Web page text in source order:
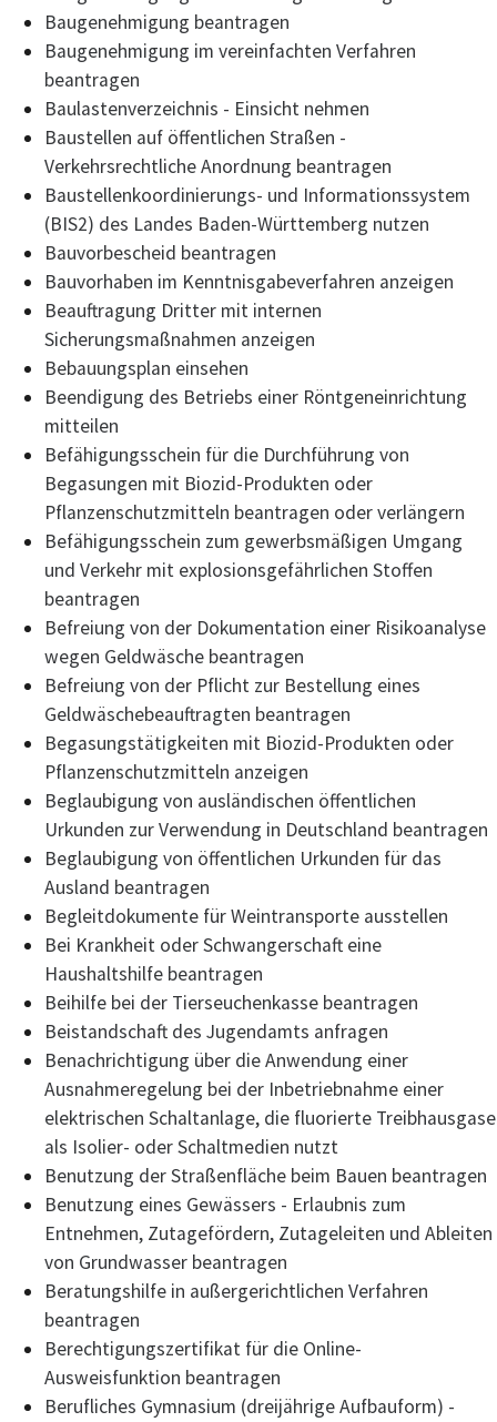
Baugenehmigung beantragen
Baugenehmigung im vereinfachten Verfahren
beantragen
Baulastenverzeichnis - Einsicht nehmen
Baustellen auf öffentlichen Straßen -
Verkehrsrechtliche Anordnung beantragen
Baustellenkoordinierungs- und Informationssystem
(BIS2) des Landes Baden-Württemberg nutzen
Bauvorbescheid beantragen
Bauvorhaben im Kenntnisgabeverfahren anzeigen
Beauftragung Dritter mit internen
Sicherungsmaßnahmen anzeigen
Bebauungsplan einsehen
Beendigung des Betriebs einer Röntgeneinrichtung
mitteilen
Befähigungsschein für die Durchführung von
Begasungen mit Biozid-Produkten oder
Pflanzenschutzmitteln beantragen oder verlängern
Befähigungsschein zum gewerbsmäßigen Umgang
und Verkehr mit explosionsgefährlichen Stoffen
beantragen
Befreiung von der Dokumentation einer Risikoanalyse
wegen Geldwäsche beantragen
Befreiung von der Pflicht zur Bestellung eines
Geldwäschebeauftragten beantragen
Begasungstätigkeiten mit Biozid-Produkten oder
Pflanzenschutzmitteln anzeigen
Beglaubigung von ausländischen öffentlichen
Urkunden zur Verwendung in Deutschland beantragen
Beglaubigung von öffentlichen Urkunden für das
Ausland beantragen
Begleitdokumente für Weintransporte ausstellen
Bei Krankheit oder Schwangerschaft eine
Haushaltshilfe beantragen
Beihilfe bei der Tierseuchenkasse beantragen
Beistandschaft des Jugendamts anfragen
Benachrichtigung über die Anwendung einer
Ausnahmeregelung bei der Inbetriebnahme einer
elektrischen Schaltanlage, die fluorierte Treibhausgase
als Isolier- oder Schaltmedien nutzt
Benutzung der Straßenfläche beim Bauen beantragen
Benutzung eines Gewässers - Erlaubnis zum
Entnehmen, Zutagefördern, Zutageleiten und Ableiten
von Grundwasser beantragen
Beratungshilfe in außergerichtlichen Verfahren
beantragen
Berechtigungszertifikat für die Online-
Ausweisfunktion beantragen
Berufliches Gymnasium (dreijährige Aufbauform) -